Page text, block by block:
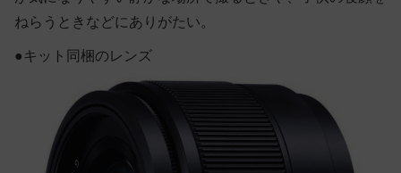
ねらうときなどにありがたい。
●キット同梱のレンズ